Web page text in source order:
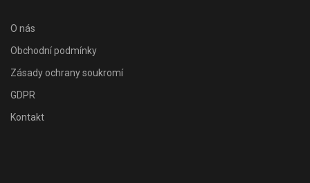
O nás
Obchodní podmínky
Zásady ochrany soukromí
GDPR
Kontakt